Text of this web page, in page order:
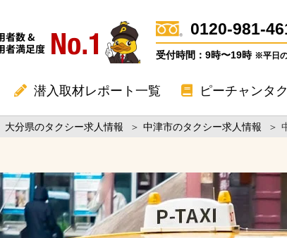
0120-981-
受付時間：9時〜19時※平日の
潜入取材レポート一覧 ピーチャンタ
大分県のタクシー求人情報 ＞ 中津市のタクシー求人情報 ＞